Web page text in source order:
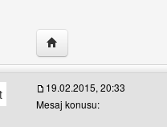
Yazarın web sitesini
19.02.2015, 20:33
Mesaj konusu: